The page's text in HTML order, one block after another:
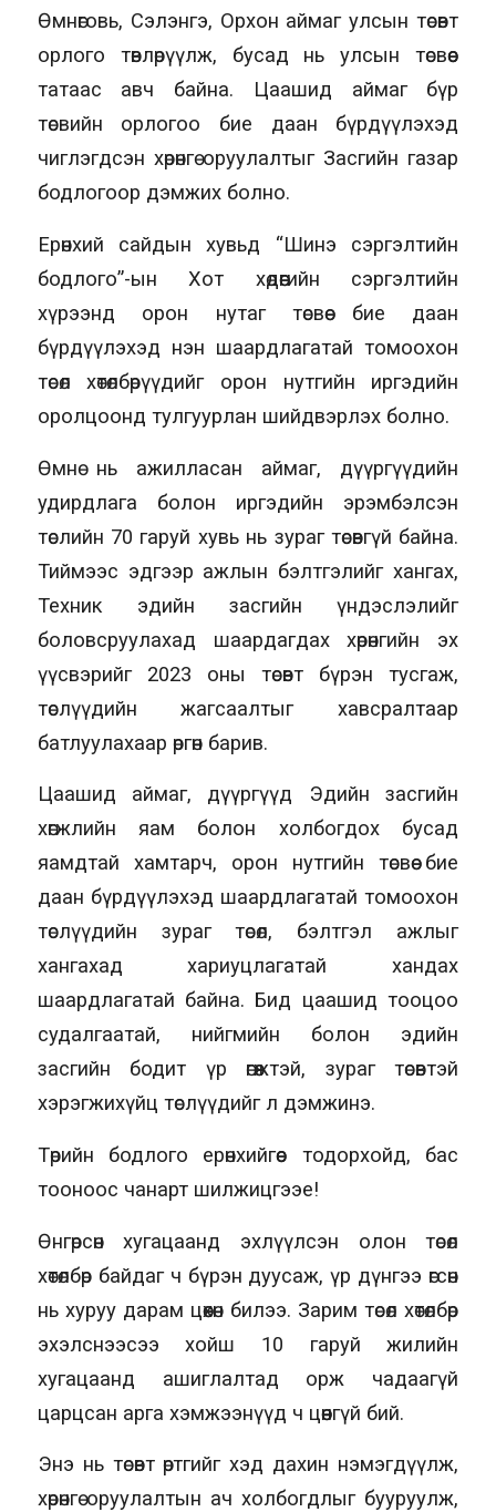
Өмнөговь, Сэлэнгэ, Орхон аймаг улсын төсөвт
орлого төвлөрүүлж, бусад нь улсын төсвөөс
татаас авч байна. Цаашид аймаг бүр
төсвийн орлогоо бие даан бүрдүүлэхэд
чиглэгдсэн хөрөнгө оруулалтыг Засгийн газар
бодлогоор дэмжих болно.
Ерөнхий сайдын хувьд “Шинэ сэргэлтийн
бодлого”-ын Хот хөдөөгийн сэргэлтийн
хүрээнд орон нутаг төсвөө бие даан
бүрдүүлэхэд нэн шаардлагатай томоохон
төсөл хөтөлбөрүүдийг орон нутгийн иргэдийн
оролцоонд тулгуурлан шийдвэрлэх болно.
Өмнө нь ажилласан аймаг, дүүргүүдийн
удирдлага болон иргэдийн эрэмбэлсэн
төслийн 70 гаруй хувь нь зураг төсөвгүй байна.
Тиймээс эдгээр ажлын бэлтгэлийг хангах,
Техник эдийн засгийн үндэслэлийг
боловсруулахад шаардагдах хөрөнгийн эх
үүсвэрийг 2023 оны төсөвт бүрэн тусгаж,
төслүүдийн жагсаалтыг хавсралтаар
батлуулахаар өргөн барив.
Цаашид аймаг, дүүргүүд Эдийн засгийн
хөгжлийн яам болон холбогдох бусад
яамдтай хамтарч, орон нутгийн төсвөө бие
даан бүрдүүлэхэд шаардлагатай томоохон
төслүүдийн зураг төсөл, бэлтгэл ажлыг
хангахад хариуцлагатай хандах
шаардлагатай байна. Бид цаашид тооцоо
судалгаатай, нийгмийн болон эдийн
засгийн бодит үр өгөөжтэй, зураг төсөвтэй
хэрэгжихүйц төслүүдийг л дэмжинэ.
Төрийн бодлого ерөнхийгөөс тодорхойд, бас
тооноос чанарт шилжицгээе!
Өнгөрсөн хугацаанд эхлүүлсэн олон төсөл
хөтөлбөр байдаг ч бүрэн дуусаж, үр дүнгээ өгсөн
нь хуруу дарам цөөхөн билээ. Зарим төсөл хөтөлбөр
эхэлснээсээ хойш 10 гаруй жилийн
хугацаанд ашиглалтад орж чадаагүй
царцсан арга хэмжээнүүд ч цөөнгүй бий.
Энэ нь төсөвт өртгийг хэд дахин нэмэгдүүлж,
хөрөнгө оруулалтын ач холбогдлыг бууруулж,